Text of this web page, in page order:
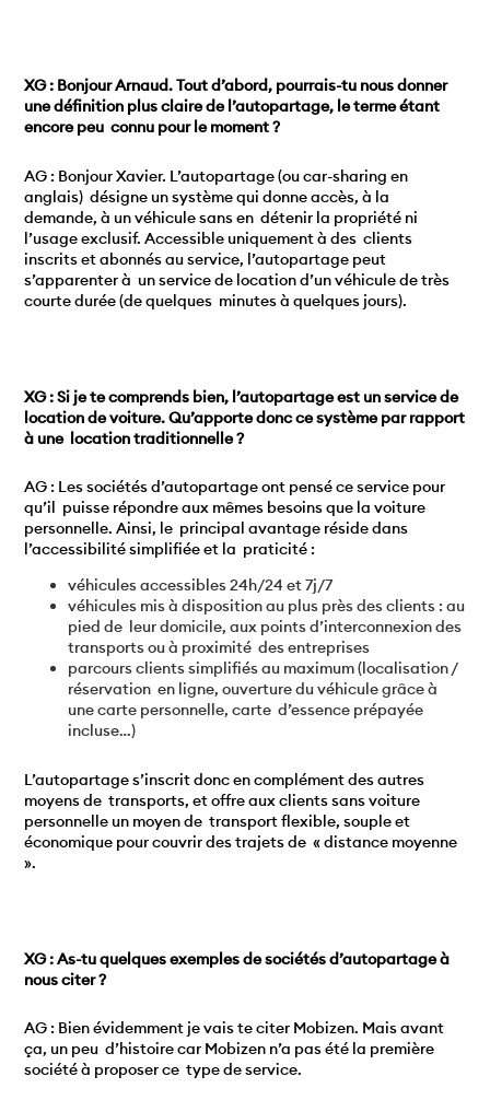
XG : Bonjour Arnaud. Tout d’abord, pourrais-tu nous donner
une définition plus claire de l’autopartage, le terme étant
encore peu connu pour le moment ?
AG : Bonjour Xavier. L’autopartage (ou car-sharing en
anglais) désigne un système qui donne accès, à la
demande, à un véhicule sans en détenir la propriété ni
l’usage exclusif. Accessible uniquement à des clients
inscrits et abonnés au service, l’autopartage peut
s’apparenter à un service de location d’un véhicule de très
courte durée (de quelques minutes à quelques jours).
XG : Si je te comprends bien, l’autopartage est un service de
location de voiture. Qu’apporte donc ce système par rapport
à une location traditionnelle ?
AG : Les sociétés d’autopartage ont pensé ce service pour
qu’il puisse répondre aux mêmes besoins que la voiture
personnelle. Ainsi, le principal avantage réside dans
l’accessibilité simplifiée et la praticité :
véhicules accessibles 24h/24 et 7j/7
véhicules mis à disposition au plus près des clients : au
pied de leur domicile, aux points d’interconnexion des
transports ou à proximité des entreprises
parcours clients simplifiés au maximum (localisation /
réservation en ligne, ouverture du véhicule grâce à
une carte personnelle, carte d’essence prépayée
incluse…)
L’autopartage s’inscrit donc en complément des autres
moyens de transports, et offre aux clients sans voiture
personnelle un moyen de transport flexible, souple et
économique pour couvrir des trajets de « distance moyenne
».
XG : As-tu quelques exemples de sociétés d’autopartage à
nous citer ?
AG : Bien évidemment je vais te citer Mobizen. Mais avant
ça, un peu d’histoire car Mobizen n’a pas été la première
société à proposer ce type de service.